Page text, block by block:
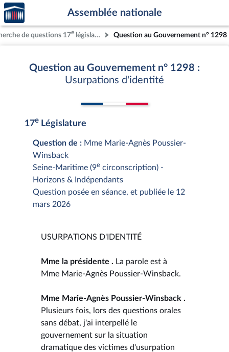
Aller au contenu
Aller en bas de la page
Accèder
à la
page
d'accueil
Assemblée nationale
de questions 17e législature Question au Gouvernement n° 1298
Question au Gouvernement n° 1298 :
Usurpations d'identité
17e Législature
Question de : Mme Marie-Agnès Poussier-
Winsback
Seine-Maritime (9e circonscription) -
Horizons & Indépendants
Question posée en séance, et publiée le 12
mars 2026
USURPATIONS D'IDENTITÉ
Mme la présidente . La parole est à
Mme Marie-Agnès Poussier-Winsback.
Mme Marie-Agnès Poussier-Winsback .
Plusieurs fois, lors des questions orales
sans débat, j'ai interpellé le
gouvernement sur la situation
dramatique des victimes d'usurpation